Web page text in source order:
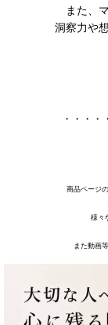
また、
洞察力や
・・・・
商品ページ
様々
また動画